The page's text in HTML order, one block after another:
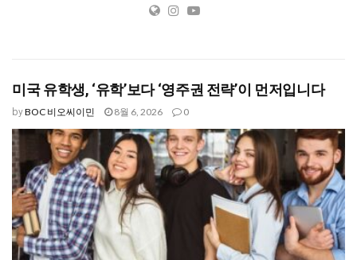
미국 유학생, ‘유학’보다 ‘영주권 전략’이 먼저입니다
byBOC 비오씨이민 8월 6, 2026 0